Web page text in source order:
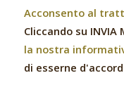
Acconsento al
Cliccando su INVIA
la nostra
di esserne